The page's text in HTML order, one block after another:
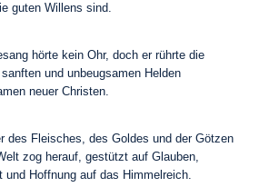
guten Willens sind.
hörte kein Ohr, doch er rührte die
und unbeugsamen Helden
neuer Christen.
des Fleisches, des Goldes und der Götzen
zog herauf, gestützt auf Glauben,
und Hoffnung auf das Himmelreich.